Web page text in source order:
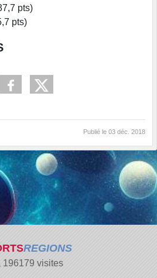
pts)
pts)
Publié le 03 déc. 2018
REGIONS
196179 visites